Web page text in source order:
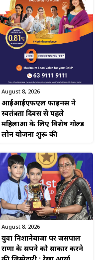
August 8, 2026
आईआईएफएल फाइनेंस ने
स्वतंत्रता दिवस से पहले
महिलाओं के लिए विशेष गोल्ड
लोन योजना शुरू की
August 8, 2026
युवा निशानेबाजों पर जसपाल
राणा के सपने को साकार करने